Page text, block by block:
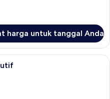
harga untuk tanggal Anda
Kamar Double atau Twin Eksekutif |